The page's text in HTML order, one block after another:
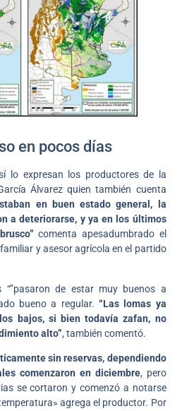
en pocos días
lo expresan los productores de la
Álvarez quien también cuenta
en buen estado general, la
a deteriorarse, y ya en los últimos
comenta apesadumbrado el
y asesor agrícola en el partido
“”pasaron de estar muy buenos a
bueno a regular. “Las lomas ya
bajos, si bien todavía zafan, no
alto”, también comentó.
sin reservas, dependiendo
comenzaron en diciembre, pero
se cortaron y comenzó a notarse
agrega el productor. Por